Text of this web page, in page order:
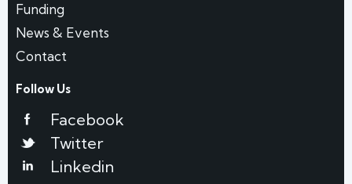
Funding
News & Events
Contact
Follow Us
Facebook
Twitter
Linkedin